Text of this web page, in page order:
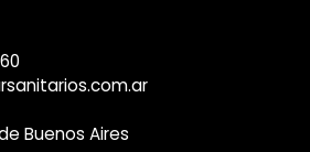
Buenos Aires